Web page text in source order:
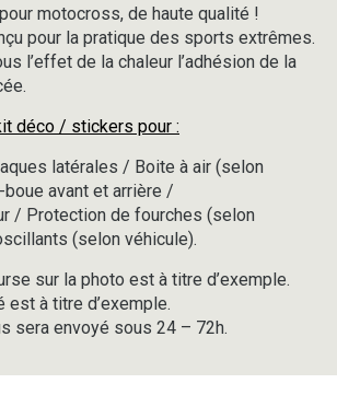
motocross, de haute qualité !
pour la pratique des sports extrêmes.
l’effet de la chaleur l’adhésion de la
déco / stickers pour :
latérales / Boite à air (selon
avant et arrière /
/ Protection de fourches (selon
(selon véhicule).
sur la photo est à titre d’exemple.
est à titre d’exemple.
sera envoyé sous 24 – 72h.